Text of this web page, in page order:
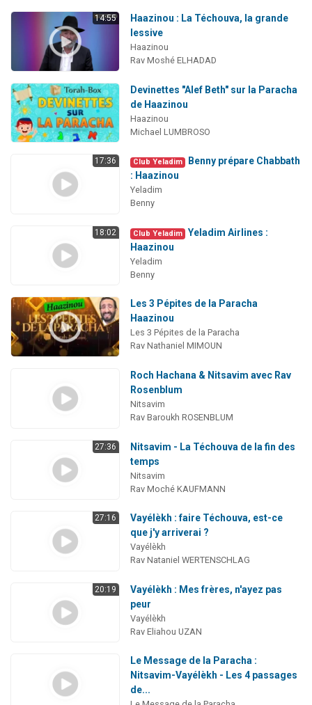
14:55
Haazinou : La Téchouva, la grande
lessive
Haazinou
Rav Moshé ELHADAD
Devinettes "Alef Beth" sur la Paracha
de Haazinou
Haazinou
Michael LUMBROSO
17:36 Club Yeladim
Benny prépare Chabbath
: Haazinou
Yeladim
Benny
18:02 Club Yeladim
Yeladim Airlines :
Haazinou
Yeladim
Benny
Les 3 Pépites de la Paracha
Haazinou
Les 3 Pépites de la Paracha
Rav Nathaniel MIMOUN
Roch Hachana & Nitsavim avec Rav
Rosenblum
Nitsavim
Rav Baroukh ROSENBLUM
27:36
Nitsavim - La Téchouva de la fin des
temps
Nitsavim
Rav Moché KAUFMANN
27:16
Vayélèkh : faire Téchouva, est-ce
que j'y arriverai ?
Vayélèkh
Rav Nataniel WERTENSCHLAG
20:19
Vayélèkh : Mes frères, n'ayez pas
peur
Vayélèkh
Rav Eliahou UZAN
Le Message de la Paracha :
Nitsavim-Vayélèkh - Les 4 passages
de...